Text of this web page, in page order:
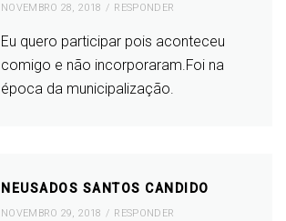
NOVEMBRO 28, 2018 RESPONDER
Eu quero participar pois aconteceu
comigo e não incorporaram.Foi na
época da municipalização.
NEUSADOS SANTOS CANDIDO
NOVEMBRO 29, 2018 RESPONDER